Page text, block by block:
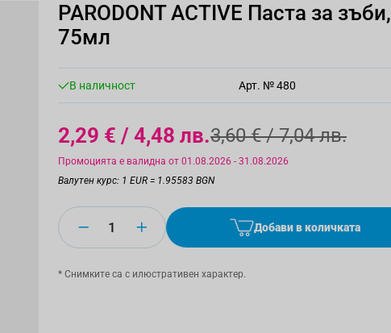
PARODONT ACTIVE Паста за зъби,
75мл
В наличност Арт. №480
2,29 € / 4,48 лв.3,60 € / 7,04 лв.
Промоцията е валидна от 01.08.2026 - 31.08.2026
Валутен курс: 1 EUR = 1.95583 BGN
Количество Добави в количката
* Снимките са с илюстративен характер.